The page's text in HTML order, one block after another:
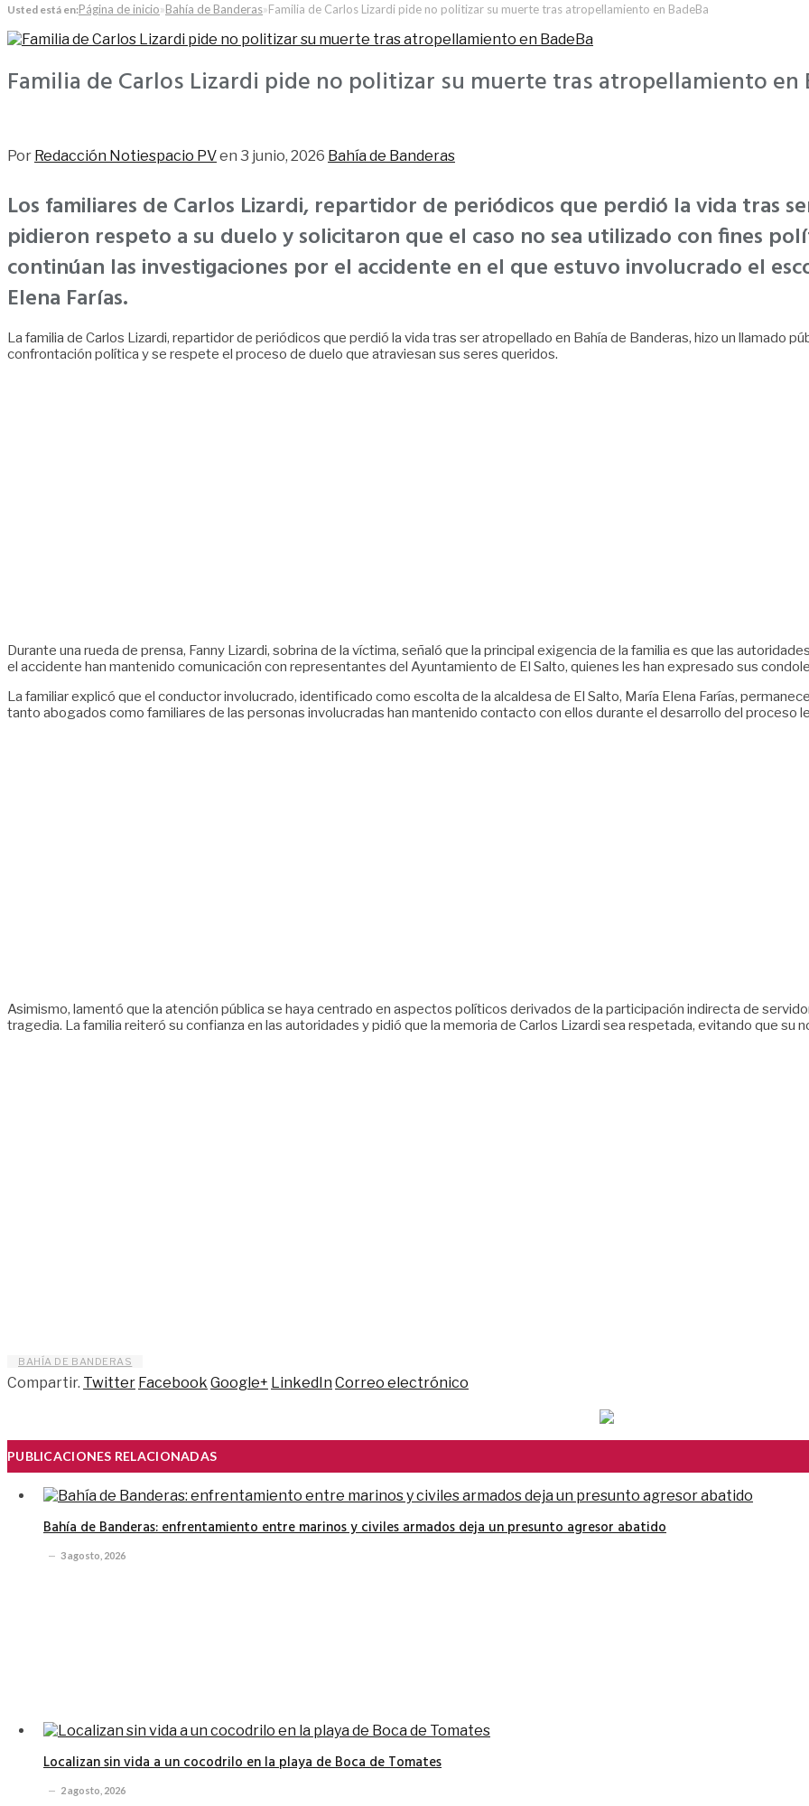
Usted está en:Página de inicio»Bahía de Banderas»Familia de Carlos Lizardi pide no politizar su muerte tras atropellamiento en BadeBa
Familia de Carlos Lizardi pide no politizar su muerte tras atropellamiento en
Por Redacción Notiespacio PVen 3 junio, 2026 Bahía de Banderas
Los familiares de Carlos Lizardi, repartidor de periódicos que perdió la vida tras
pidieron respeto a su duelo y solicitaron que el caso no sea utilizado con fines
continúan las investigaciones por el accidente en el que estuvo involucrado el
Elena Farías.
La familia de Carlos Lizardi, repartidor de periódicos que perdió la vida tras ser atropellado en Bahía de Banderas, hizo un llamado
confrontación política y se respete el proceso de duelo que atraviesan sus seres queridos.
Durante una rueda de prensa, Fanny Lizardi, sobrina de la víctima, señaló que la principal exigencia de la familia es que las
el accidente han mantenido comunicación con representantes del Ayuntamiento de El Salto, quienes les han expresado sus
La familiar explicó que el conductor involucrado, identificado como escolta de la alcaldesa de El Salto, María Elena Farías,
tanto abogados como familiares de las personas involucradas han mantenido contacto con ellos durante el desarrollo del proceso
Asimismo, lamentó que la atención pública se haya centrado en aspectos políticos derivados de la participación indirecta de
tragedia. La familia reiteró su confianza en las autoridades y pidió que la memoria de Carlos Lizardi sea respetada, evitando que su
BAHÍA DE BANDERAS
Compartir. Twitter Facebook Google+ LinkedIn Correo electrónico
PUBLICACIONES RELACIONADAS
Bahía de Banderas: enfrentamiento entre marinos y civiles armados deja un presunto agresor abatido
3 agosto, 2026
Localizan sin vida a un cocodrilo en la playa de Boca de Tomates
2 agosto, 2026